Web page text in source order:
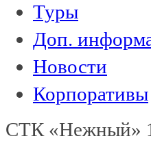
Туры
Доп.
Новости
Корпоративы
СТК «Нежный»